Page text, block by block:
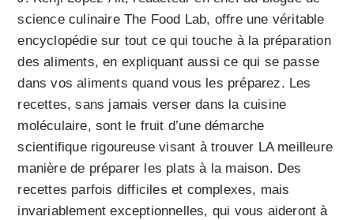
science culinaire The Food Lab, offre une véritable
encyclopédie sur tout ce qui touche à la préparation
des aliments, en expliquant aussi ce qui se passe
dans vos aliments quand vous les préparez. Les
recettes, sans jamais verser dans la cuisine
moléculaire, sont le fruit d’une démarche
scientifique rigoureuse visant à trouver LA meilleure
manière de préparer les plats à la maison. Des
recettes parfois difficiles et complexes, mais
invariablement exceptionnelles, qui vous aideront à